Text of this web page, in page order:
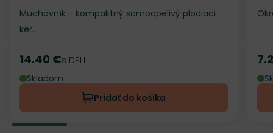
Muchovník - kompaktný samoopelivý plodiaci
ker.
Cena
14.40 €s DPH
Skladom
Pridať do košíka